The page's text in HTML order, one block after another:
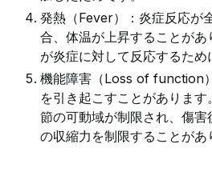
発熱（Fever）：炎症反応が
合、体温が上昇することが
が炎症に対して反応するため
機能障害（Loss of function
を引き起こすことがありま
節の可動域が制限され、傷
の収縮力を制限することがあ